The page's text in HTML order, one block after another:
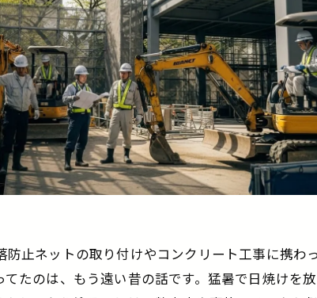
止ネットの取り付けやコンクリート工事に携わ
たのは、もう遠い昔の話です。猛暑で日焼けを